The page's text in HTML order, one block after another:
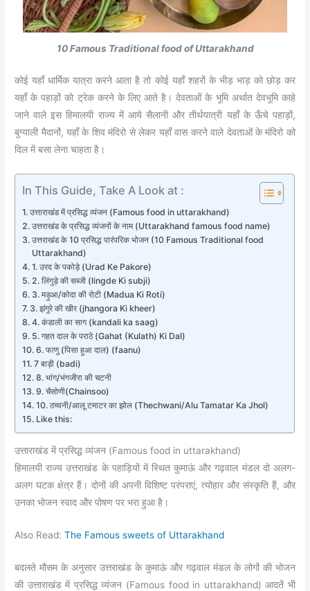
10 Famous Traditional food of Uttarakhand
कोई यहाँ धार्मिक यात्रा करने आता है तो कोई यहाँ शहरों के भीड़ भाड़ को छोड़ कर
यहाँ के पहाड़ों को ट्रेक करने के लिए आते है। देवताओं के भूमि अर्थात देवभूमि काहे
जाने वाले इस हिमालयी राज्य में आये सैलानी और तीर्थयात्री यहाँ के ऊँचे पहाड़ों,
बुग्याली मैदानों, यहाँ के शिव मंदिरो से लेकर यहाँ वास करने वाले देवताओं के मंदिरो को
दिल में बसा लेना चाहता है।
In This Guide, Take A Look at :
उत्ताराखंड में प्रसिद्ध व्यंजन (Famous food in uttarakhand)
उत्तराखंड के प्रसिद्ध व्यंजनों के नाम (Uttarakhand famous food name)
उत्तराखंड के 10 प्रसिद्ध पारंपरिक भोजन (10 Famous Traditional food
Uttarakhand)
1. उरद के पकोड़े (Urad Ke Pakore)
2. लिंगुड़े की सब्जी (lingde Ki subji)
3. मड़ुआ/कोदा की रोटी (Madua Ki Roti)
3. झंगुरे की खीर (jhangora Ki kheer)
4. कंडाली का साग (kandali ka saag)
5. गहत दाल के पराठे (Gahat (Kulath) Ki Dal)
6. फाणु (पिसा हुआ दाल) (faanu)
7 बाड़ी (badi)
8. भांग/भंगजीरा की चटनी
9. चैसोणी(Chainsoo)
10. ठच्वनी/आलू टमाटर का झोल (Thechwani/Alu Tamatar Ka Jhol)
Like this:
उत्ताराखंड में प्रसिद्ध व्यंजन (Famous food in uttarakhand)
हिमालयी राज्य उत्तराखंड के पहाड़ियों में स्थित कुमाऊं और गढ़वाल मंडल दो अलग-
अलग घटक क्षेत्र हैं। दोनों की अपनी विशिष्ट परंपराएं, त्योहार और संस्कृति हैं, और
उनका भोजन स्वाद और पोषण पर भरा हुआ है।
Also Read:The Famous sweets of Uttarakhand
बदलते मौसम के अनुसार उत्तराखंड के कुमाऊं और गढ़वाल मंडल के लोगों की भोजन
की उत्ताराखंड में प्रसिद्ध व्यंजन (Famous food in uttarakhand) आदतें भी